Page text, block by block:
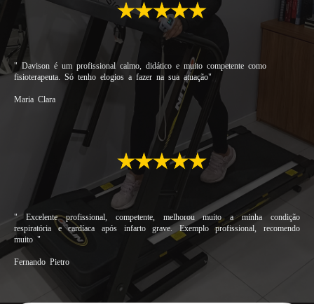
" Davison é um profissional calmo, didático e muito competente como
fisioterapeuta. Só tenho elogios a fazer na sua atuação"
Maria Clara
" Excelente profissional, competente, melhorou muito a minha condição
respiratória e cardíaca após infarto grave. Exemplo profissional, recomendo
muito "
Fernando Pietro